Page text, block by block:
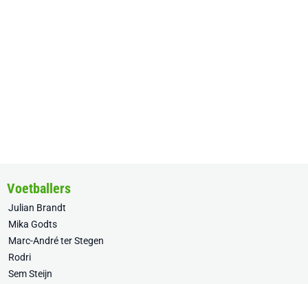
Voetballers
Julian Brandt
Mika Godts
Marc-André ter Stegen
Rodri
Sem Steijn